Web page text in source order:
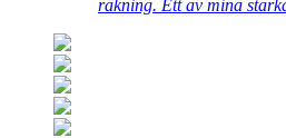
räkning. Ett av mina